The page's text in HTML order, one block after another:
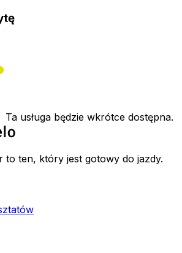
Ta usługa będzie wkrótce dostępna.
to ten, który jest gotowy do jazdy.